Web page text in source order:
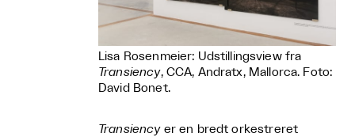
Lisa Rosenmeier: Udstillingsview fra
Transiency, CCA, Andratx, Mallorca. Foto:
David Bonet.
Transiencyer en bredt orkestreret